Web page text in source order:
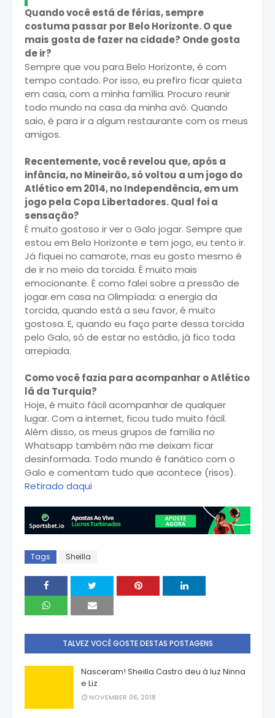
Quando você está de férias, sempre
costuma passar por Belo Horizonte. O que
mais gosta de fazer na cidade? Onde gosta
de ir?
Sempre que vou para Belo Horizonte, é com
tempo contado. Por isso, eu prefiro ficar quieta
em casa, com a minha família. Procuro reunir
todo mundo na casa da minha avó. Quando
saio, é para ir a algum restaurante com os meus
amigos.
Recentemente, você revelou que, após a
infância, no Mineirão, só voltou a um jogo do
Atlético em 2014, no Independência, em um
jogo pela Copa Libertadores. Qual foi a
sensação?
É muito gostoso ir ver o Galo jogar. Sempre que
estou em Belo Horizonte e tem jogo, eu tento ir.
Já fiquei no camarote, mas eu gosto mesmo é
de ir no meio da torcida. É muito mais
emocionante. É como falei sobre a pressão de
jogar em casa na Olimpíada: a energia da
torcida, quando está a seu favor, é muito
gostosa. E, quando eu faço parte dessa torcida
pelo Galo, só de estar no estádio, já fico toda
arrepiada.
Como você fazia para acompanhar o Atlético
lá da Turquia?
Hoje, é muito fácil acompanhar de qualquer
lugar. Com a internet, ficou tudo muito fácil.
Além disso, os meus grupos de família no
Whatsapp também não me deixam ficar
desinformada. Todo mundo é fanático com o
Galo e comentam tudo que acontece (risos).
Retirado daqui
Tags Sheilla
TALVEZ VOCÊ GOSTE DESTAS POSTAGENS
Nasceram! Sheilla Castro deu à luz Ninna
e Liz
NOVEMBER 06, 2018